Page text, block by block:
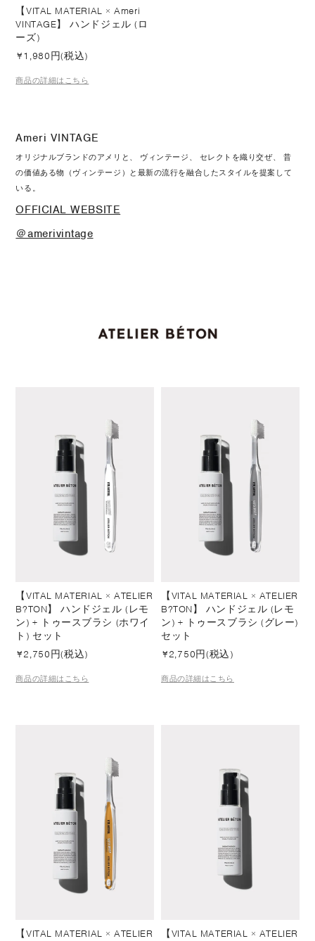
【VITAL MATERIAL × Ameri
VINTAGE】 ハンドジェル (ロ
ーズ)
¥1,980円(税込)
商品の詳細はこちら
Ameri VINTAGE
オリジナルブランドのアメリと、 ヴィンテージ、 セレクトを織り交ぜ、 昔
の価値ある物（ヴィンテージ）と最新の流行を融合したスタイルを提案して
いる。
OFFICIAL WEBSITE
＠amerivintage
【VITAL MATERIAL × ATELIER
B?TON】 ハンドジェル (レモ
ン) + トゥースブラシ (ホワイ
ト) セット
¥2,750円(税込)
商品の詳細はこちら
【VITAL MATERIAL × ATELIER
B?TON】 ハンドジェル (レモ
ン) + トゥースブラシ (グレー)
セット
¥2,750円(税込)
商品の詳細はこちら
【VITAL MATERIAL × ATELIER
【VITAL MATERIAL × ATELIER